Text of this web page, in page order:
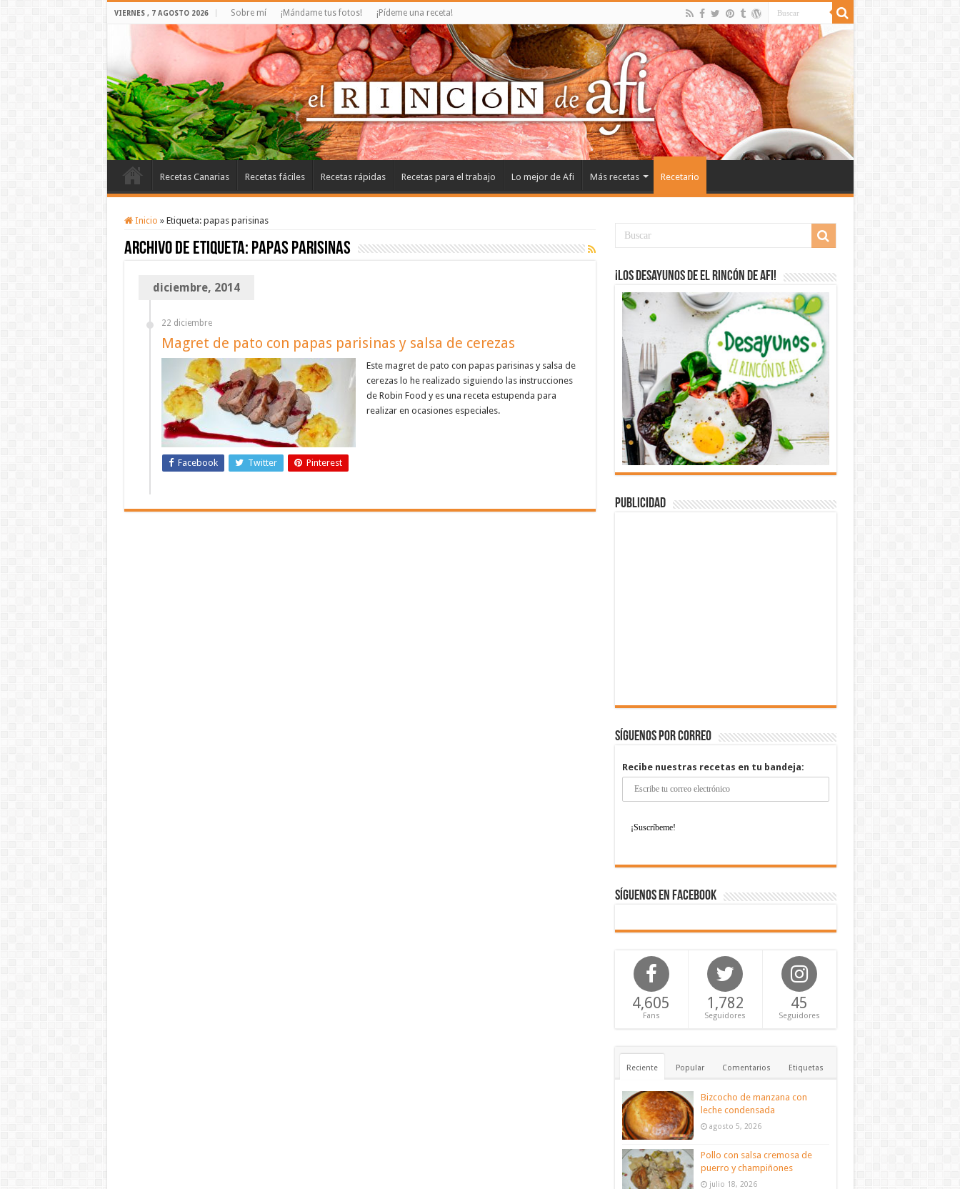
VIERNES , 7 AGOSTO 2026 Sobre mí ¡Mándame tus fotos! ¡Pídeme una receta!
Recetas Canarias Recetas fáciles Recetas rápidas Recetas para el trabajo Lo mejor de Afi Más recetas Recetario
Inicio » Etiqueta: papas parisinas
Archivo de etiqueta: papas parisinas
diciembre, 2014
22 diciembre
Magret de pato con papas parisinas y salsa de cerezas
Este magret de pato con papas parisinas y salsa de
cerezas lo he realizado siguiendo las instrucciones
de Robin Food y es una receta estupenda para
realizar en ocasiones especiales.
Facebook Twitter Pinterest
¡Los desayunos de El Rincón de Afi!
Publicidad
Síguenos por correo
Recibe nuestras recetas en tu bandeja:
Síguenos en Facebook
4,605
Fans
1,782
Seguidores
45
Seguidores
Reciente Popular Comentarios Etiquetas
Bizcocho de manzana con
leche condensada
agosto 5, 2026
Pollo con salsa cremosa de
puerro y champiñones
julio 18, 2026